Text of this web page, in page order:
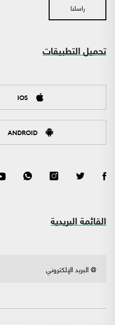
راسلنا
تحميل التطبيقات
IOS
ANDROID
القائمة البريدية